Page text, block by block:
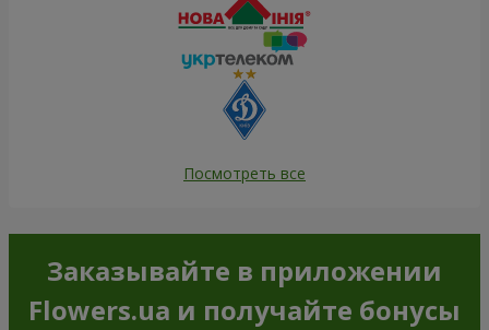
Посмотреть все
Заказывайте в приложении
Flowers.ua и получайте бонусы